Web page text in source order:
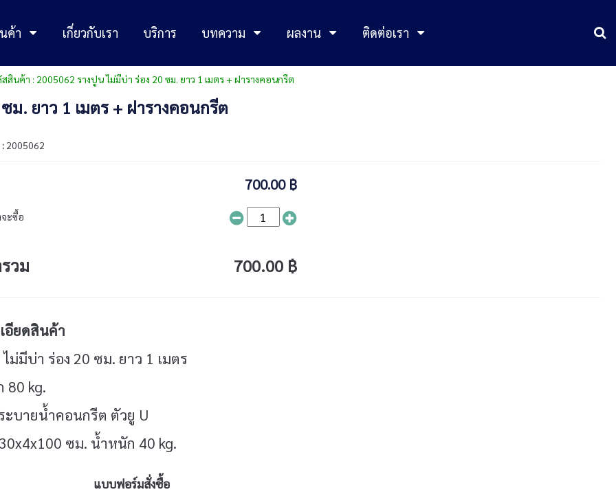
ค้า เกี่ยวกับเรา บริการ บทความ ผลงาน ติดต่อเรา
สินค้า : 2005062 รางปูน ไม่มีบ่า ร่อง 20 ซม. ยาว 1 เมตร + ฝารางคอนกรีต
ม. ยาว 1 เมตร + ฝารางคอนกรีต
2005062
700.00 ฿
ะซื้อ
วม 700.00 ฿
อียดสินค้า
ม่มีบ่า ร่อง 20 ซม. ยาว 1 เมตร
80 kg.
ะบายน้ำคอนกรีต ตัวยู U
ซม. น้ำหนัก 40 kg.
แบบฟอร์มสั่งซื้อ